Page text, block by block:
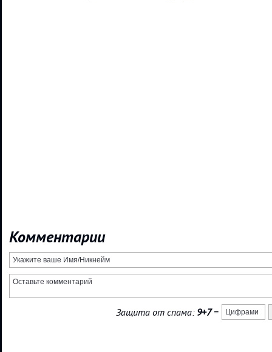
Комментарии
Защита от спама: 9+7=